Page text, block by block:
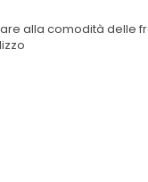
alla comodità delle